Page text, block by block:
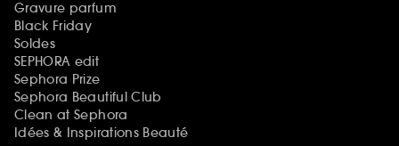
Gravure parfum
Black Friday
Soldes
SEPHORA edit
Sephora Prize
Sephora Beautiful Club
Clean at Sephora
Idées & Inspirations Beauté